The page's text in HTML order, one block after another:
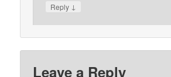
Reply ↓
Leave a Reply